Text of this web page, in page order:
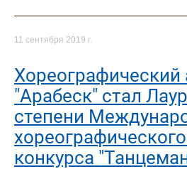
11 сентября 2019 г.
Хореографический
"Арабеск" стал
степени
конкурса